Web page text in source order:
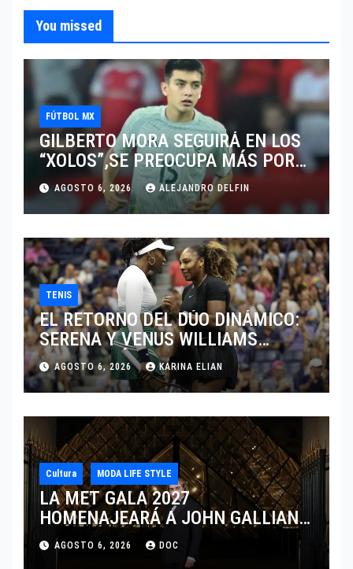
You missed
FÚTBOL MX
GILBERTO MORA SEGUIRÁ EN LOS
“XOLOS”,SE PREOCUPA MÁS POR
JUGAR EN SU EQUIPO.
AGOSTO 6, 2026 ALEJANDRO DELFIN
TENIS
EL RETORNO DEL DÚO DINÁMICO:
SERENA Y VENUS WILLIAMS
DISPUTARÁN LOS DOBLES EN
CINCINNATI 2026
AGOSTO 6, 2026 KARINA ELIAN
Cultura MODA LIFE STYLE
LA MET GALA 2027
HOMENAJEARÁ A JOHN GALLIANO
MARCANDO EL REGRESO DEL REY
DEL DRAMATISMO
AGOSTO 6, 2026 DOC